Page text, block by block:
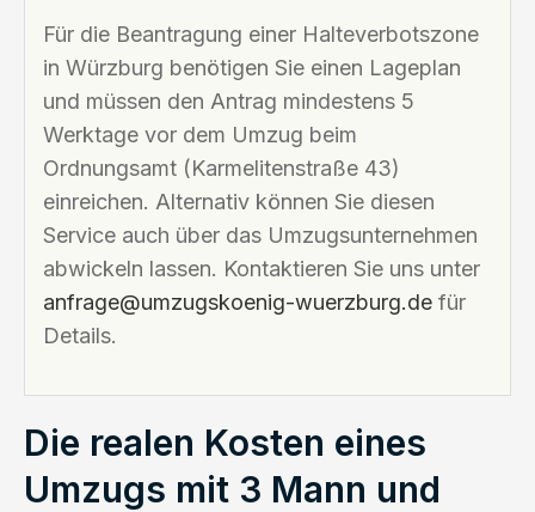
Für die Beantragung einer Halteverbotszone
in Würzburg benötigen Sie einen Lageplan
und müssen den Antrag mindestens 5
Werktage vor dem Umzug beim
Ordnungsamt (Karmelitenstraße 43)
einreichen. Alternativ können Sie diesen
Service auch über das Umzugsunternehmen
abwickeln lassen. Kontaktieren Sie uns unter
anfrage@umzugskoenig-wuerzburg.de für
Details.
Die realen Kosten eines
Umzugs mit 3 Mann und